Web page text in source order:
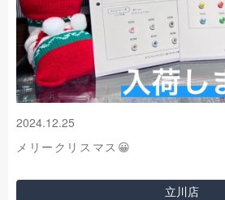
2024.12.25
メリークリスマス😀
立川店